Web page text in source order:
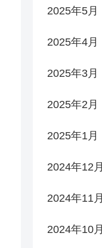
2025年5月
2025年4月
2025年3月
2025年2月
2025年1月
2024年12月
2024年11月
2024年10月